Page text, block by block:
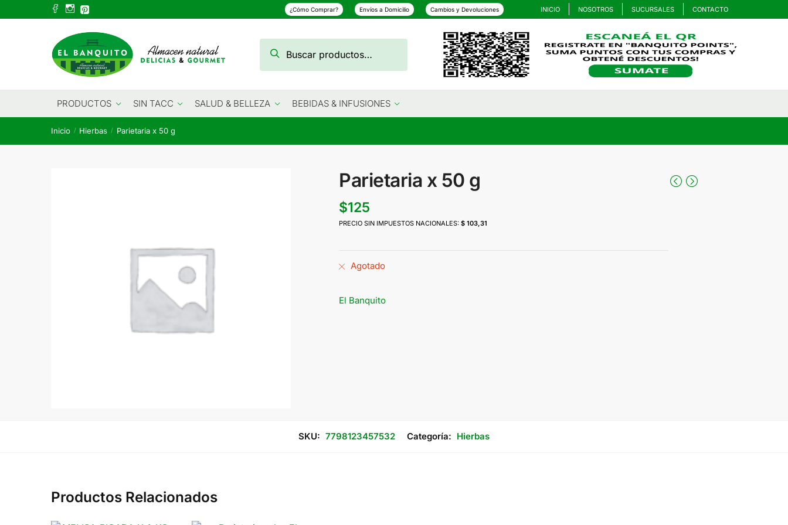
to
to
¿Cómo Comprar? Envíos a Domicilio Cambios y Devoluciones INICIO NOSOTROS SUCURSALES CONTACTO
por:
Buscar
PRODUCTOS SIN TACC SALUD & BELLEZA BEBIDAS & INFUSIONES
Inicio / Hierbas / Parietaria x 50 g
Parietaria x 50 g
$125
PRECIO SIN IMPUESTOS NACIONALES:$ 103,31
Agotado
El Banquito
SKU: 7798123457532 Categoría: Hierbas
Productos Relacionados